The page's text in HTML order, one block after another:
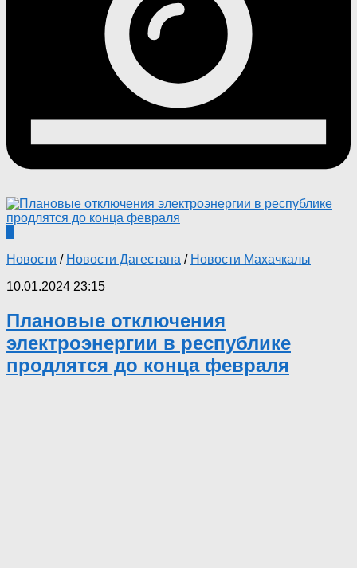
Новости / Новости Дагестана / Новости Махачкалы
10.01.2024 23:15
Плановые отключения
электроэнергии в республике
продлятся до конца февраля